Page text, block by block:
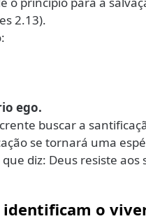
2.13).
ego.
buscar a
se tornará uma
diz: Deus resiste
identificam o